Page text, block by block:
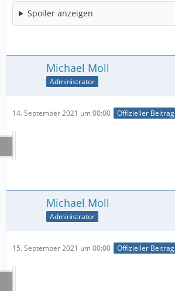
Spoiler anzeigen
Michael Moll
Administrator
14. September 2021 um 00:00 Offizieller Beitrag
Michael Moll
Administrator
15. September 2021 um 00:00 Offizieller Beitrag